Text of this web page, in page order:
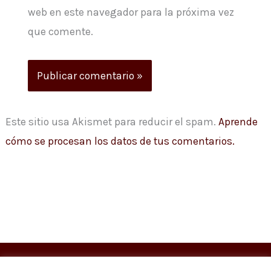
web en este navegador para la próxima vez
que comente.
Este sitio usa Akismet para reducir el spam.Aprende
cómo se procesan los datos de tus comentarios.